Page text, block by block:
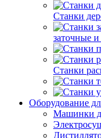
Станки
заточные
Станки
Оборудование
Машинки